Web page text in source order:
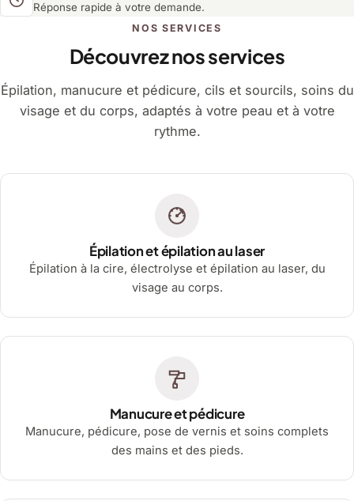
Réponse rapide à votre demande.
NOS SERVICES
Découvrez nos services
Épilation, manucure et pédicure, cils et sourcils, soins du
visage et du corps, adaptés à votre peau et à votre
rythme.
Épilation et épilation au laser
Épilation à la cire, électrolyse et épilation au laser, du
visage au corps.
Manucure et pédicure
Manucure, pédicure, pose de vernis et soins complets
des mains et des pieds.